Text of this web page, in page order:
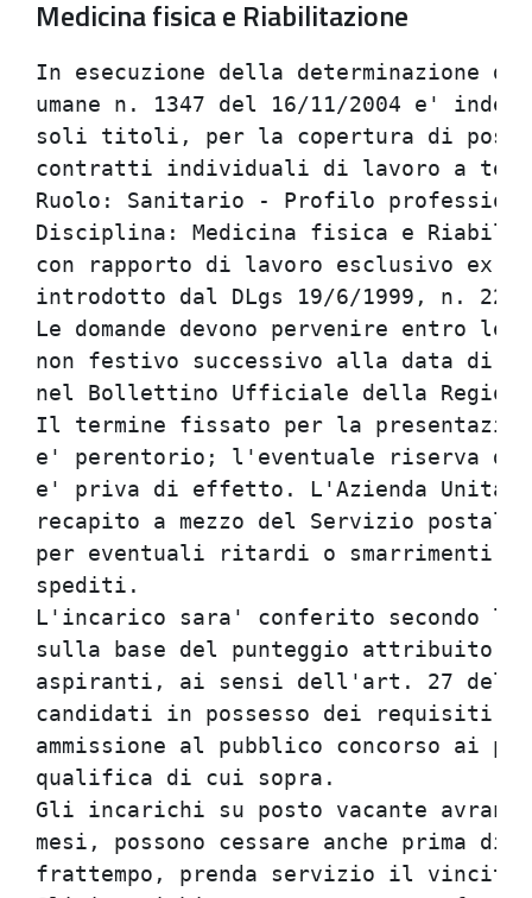
Medicina fisica e Riabilitazione
In esecuzione della
umane n. 1347 del 16/11/2004
soli titoli, per la copertura
contratti individuali di
Ruolo: Sanitario - Profilo
Disciplina:
con rapporto di lavoro
introdotto dal
Le domande devono pervenire
non festivo successivo alla
nel Bollettino Ufficiale
Il termine fissato per la
e' perentorio; l'eventuale
e' priva di effetto. L'Azienda
recapito a mezzo del Servizio
per eventuali ritardi o
L'incarico sara' conferito
sulla base del punteggio
aspiranti, ai sensi dell'art.
candidati in possesso dei
ammissione al pubblico
qualifica
Gli incarichi su posto vacante
mesi, possono cessare anche
frattempo, prenda